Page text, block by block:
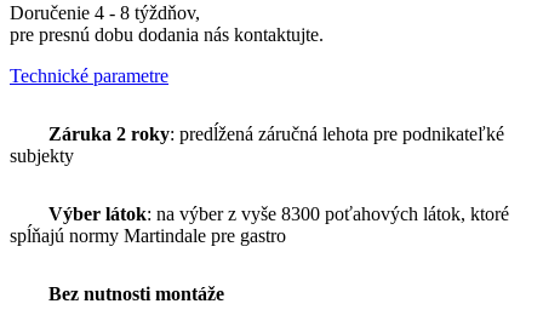
Doručenie 4 - 8 týždňov,
pre presnú dobu dodania nás kontaktujte.
Technické parametre
Záruka 2 roky: predĺžená záručná lehota pre podnikateľké
subjekty
Výber látok: na výber z vyše 8300 poťahových látok, ktoré
spĺňajú normy Martindale pre gastro
Bez nutnosti montáže